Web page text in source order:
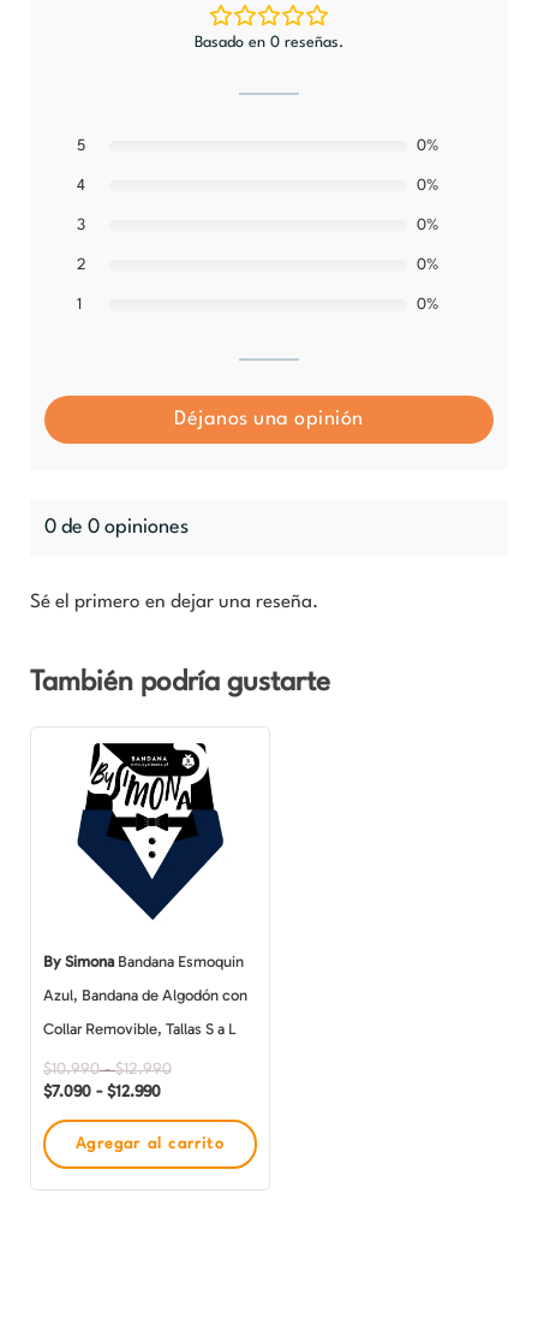
Basado en 0 reseñas.
5 0%
4 0%
3 0%
2 0%
1 0%
Déjanos una opinión
0 de 0 opiniones
Sé el primero en dejar una reseña.
También podría gustarte
By SimonaBandana Esmoquin
Azul, Bandana de Algodón con
Collar Removible, Tallas S a L
$10.990 - $12.990
de
precios:
desde
$10.990
hasta
$12.990
$7.090 - $12.990
de
precios:
desde
$7.090
hasta
$12.990
Agregar al carrito
Este
producto
tiene
múltiples
variantes.
Las
en
página